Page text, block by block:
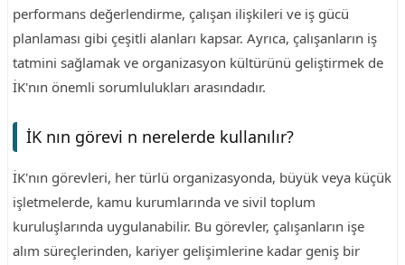
performans değerlendirme, çalışan ilişkileri ve iş gücü
planlaması gibi çeşitli alanları kapsar. Ayrıca, çalışanların iş
tatmini sağlamak ve organizasyon kültürünü geliştirmek de
İK'nın önemli sorumlulukları arasındadır.
İK nın görevi n nerelerde kullanılır?
İK'nın görevleri, her türlü organizasyonda, büyük veya küçük
işletmelerde, kamu kurumlarında ve sivil toplum
kuruluşlarında uygulanabilir. Bu görevler, çalışanların işe
alım süreçlerinden, kariyer gelişimlerine kadar geniş bir